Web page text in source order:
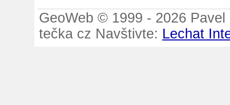
GeoWeb © 1999 - 2026
tečka cz Navštivte: Lechat